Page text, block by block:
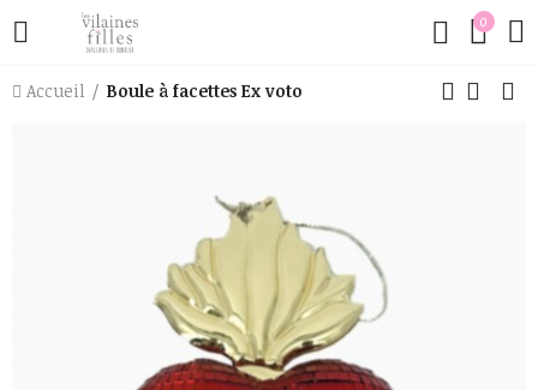
0
Accueil Boule à facettes Ex voto